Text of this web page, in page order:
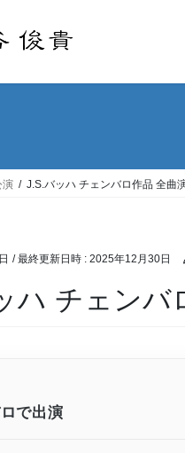
演 J.S.バッハ チェンバロ作品 全曲
/ 最終更新日時 : 2025年12月30日
ハ チェンバ
で出演